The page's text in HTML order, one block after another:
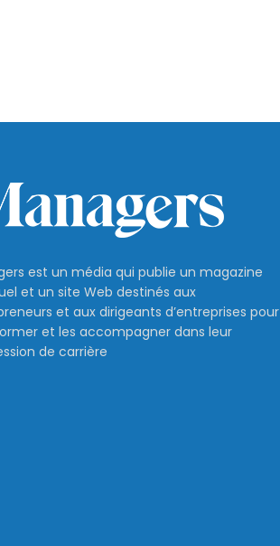
est un média qui publie un magazine
et un site Web destinés aux
et aux dirigeants d’entreprises pour
et les accompagner dans leur
de carrière